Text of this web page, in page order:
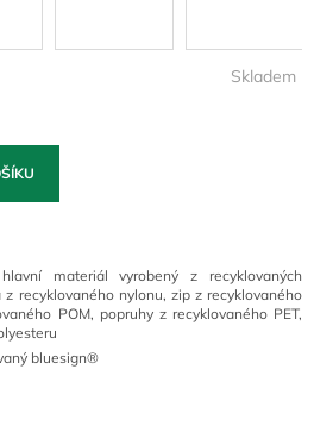
Skladem
hlavní materiál vyrobený z recyklovaných
z recyklovaného nylonu, zip z recyklovaného
POM, popruhy z recyklovaného PET,
bluesign®